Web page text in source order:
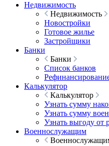
Недвижимость
Недвижимость
Новостройки
Готовое жилье
Застройщики
Банки
Банки
Список банков
Калькулятор
Калькулятор
Узнать сумму
Узнать сумму
Узнать выгоду от
Военнослужащим